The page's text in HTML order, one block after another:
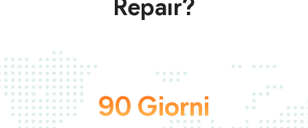
Repair?
90 Giorni